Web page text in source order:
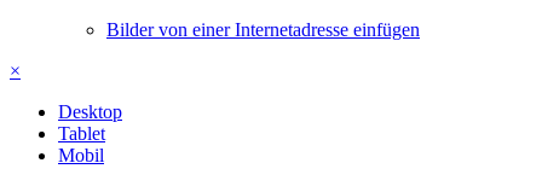
Bilder von einer Internetadresse einfügen
×
Desktop
Tablet
Mobil